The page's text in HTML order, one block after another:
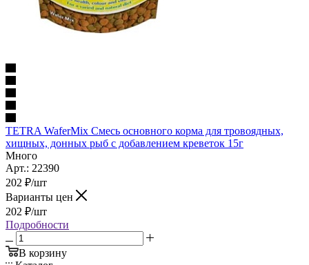
TETRA WaferMix Смесь основного корма для тровоядных,
хищных, донных рыб с добавлением креветок 15г
Много
Арт.: 22390
202 ₽/шт
Варианты цен
202 ₽/шт
Подробности
В корзину